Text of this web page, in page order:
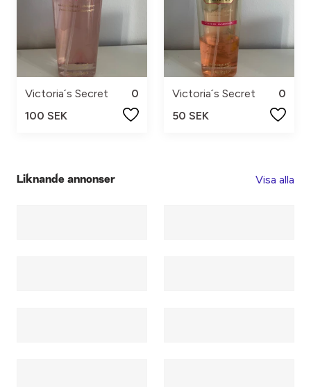
Victoria´s Secret
0
100 SEK
Victoria´s Secret
0
50 SEK
Liknande annonser Visa alla